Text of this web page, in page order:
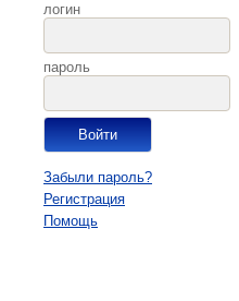
логин
пароль
Забыли пароль?
Регистрация
Помощь